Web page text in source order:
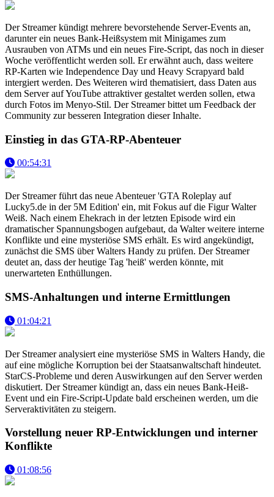
Der Streamer kündigt mehrere bevorstehende Server-Events an,
darunter ein neues Bank-Heißsystem mit Minigames zum
Ausrauben von ATMs und ein neues Fire-Script, das noch in dieser
Woche veröffentlicht werden soll. Er erwähnt auch, dass weitere
RP-Karten wie Independence Day und Heavy Scrapyard bald
intergiert werden. Des Weiteren wird thematisiert, dass Daten aus
dem Server auf YouTube attraktiver gestaltet werden sollen, etwa
durch Fotos im Menyo-Stil. Der Streamer bittet um Feedback der
Community zur besseren Integration dieser Inhalte.
Einstieg in das GTA-RP-Abenteuer
00:54:31
Der Streamer führt das neue Abenteuer 'GTA Roleplay auf
Lucky5.de in der 5M Edition' ein, mit Fokus auf die Figur Walter
Weiß. Nach einem Ehekrach in der letzten Episode wird ein
dramatischer Spannungsbogen aufgebaut, da Walter weitere interne
Konflikte und eine mysteriöse SMS erhält. Es wird angekündigt,
zunächst die SMS über Walters Handy zu prüfen. Der Streamer
deutet an, dass der heutige Tag 'heiß' werden könnte, mit
unerwarteten Enthüllungen.
SMS-Anhaltungen und interne Ermittlungen
01:04:21
Der Streamer analysiert eine mysteriöse SMS in Walters Handy, die
auf eine mögliche Korruption bei der Staatsanwaltschaft hindeutet.
StarCS-Probleme und deren Auswirkungen auf den Server werden
diskutiert. Der Streamer kündigt an, dass ein neues Bank-Heiß-
Event und ein Fire-Script-Update bald erscheinen werden, um die
Serveraktivitäten zu steigern.
Vorstellung neuer RP-Entwicklungen und interner
Konflikte
01:08:56